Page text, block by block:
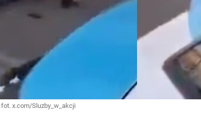
x.com/Sluzby_w_akcji